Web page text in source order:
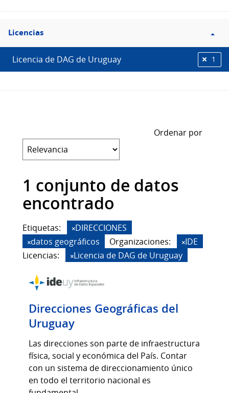
Filtro
Licencias
Licencias
Licencia de DAG de Uruguay 1
Ordenar por
1 conjunto de datos
encontrado
Etiquetas:
DIRECCIONES
datos geográficos
Organizaciones:
IDE
Licencias:
Licencia de DAG de Uruguay
Direcciones Geográficas del
Uruguay
Las direcciones son parte de infraestructura
física, social y económica del País. Contar
con un sistema de direccionamiento único
en todo el territorio nacional es